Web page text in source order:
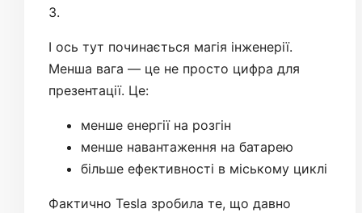
3.
І ось тут починається магія інженерії.
Менша вага — це не просто цифра для
презентації. Це:
менше енергії на розгін
менше навантаження на батарею
більше ефективності в міському циклі
Фактично Tesla зробила те, що давно